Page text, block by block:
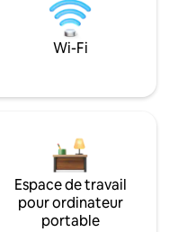
Wi-Fi
Espace de travail
pour ordinateur
portable